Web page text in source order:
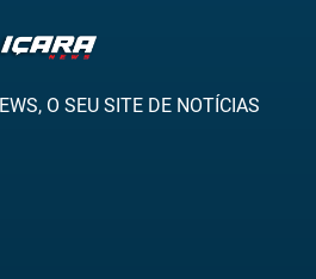
O SEU SITE DE NOTÍCIAS